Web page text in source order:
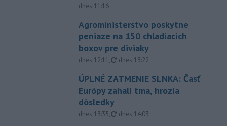
dnes 11:16
Agroministerstvo poskytne
peniaze na 150 chladiacich
boxov pre diviaky
dnes 12:11, aktualizované
dnes 13:22
ÚPLNÉ ZATMENIE SLNKA: Časť
Európy zahalí tma, hrozia
dôsledky
dnes 13:35, aktualizované
dnes 14:03